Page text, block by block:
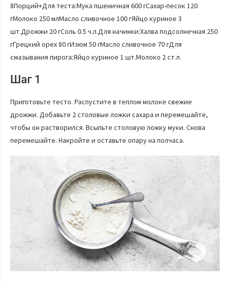
8Порций+Для теста:Мука пшеничная 600 гСахар-песок 120
гМолоко 250 млМасло сливочное 100 гЯйцо куриное 3
шт.Дрожжи 20 гСоль 0.5 ч.л.Для начинки:Халва подсолнечная 250
гГрецкий орех 80 гИзюм 50 гМасло сливочное 70 гДля
смазывания пирога:Яйцо куриное 1 шт.Молоко 2 ст.л.
Шаг 1
Приготовьте тесто. Распустите в теплом молоке свежие
дрожжи. Добавьте 2 столовые ложки сахара и перемешайте,
чтобы он растворился. Всыпьте столовую ложку муки. Снова
перемешайте. Накройте и оставьте опару на полчаса.